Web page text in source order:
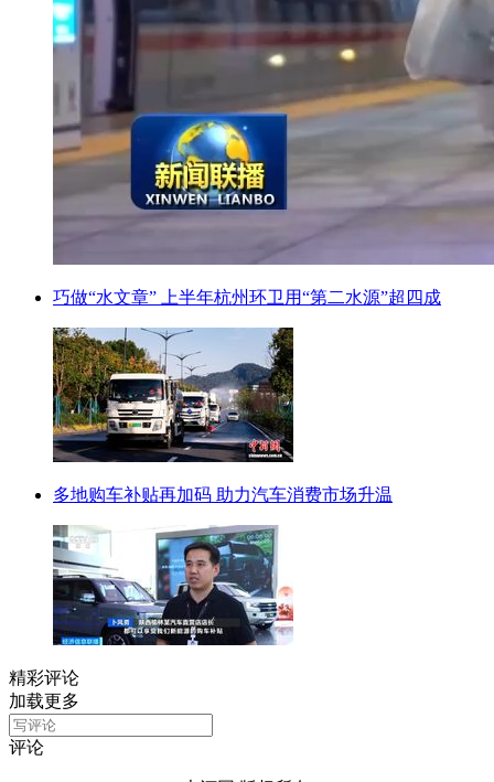
巧做“水文章” 上半年杭州环卫用“第二水源”超四成
多地购车补贴再加码 助力汽车消费市场升温
精彩评论
加载更多
评论